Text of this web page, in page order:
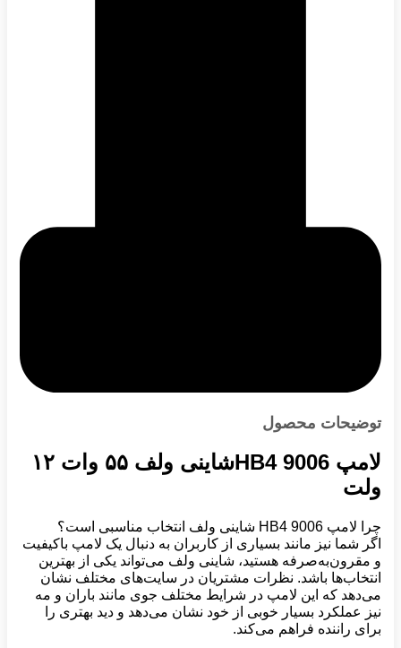
توضیحات محصول
لامپ 9006 HB4شاینی ولف ۵۵ وات ۱۲
ولت
چرا لامپ 9006 HB4 شاینی ولف انتخاب مناسبی است؟
اگر شما نیز مانند بسیاری از کاربران به دنبال یک لامپ باکیفیت
و مقرون‌به‌صرفه هستید، شاینی ولف می‌تواند یکی از بهترین
انتخاب‌ها باشد. نظرات مشتریان در سایت‌های مختلف نشان
می‌دهد که این لامپ در شرایط مختلف جوی مانند باران و مه
نیز عملکرد بسیار خوبی از خود نشان می‌دهد و دید بهتری را
برای راننده فراهم می‌کند.